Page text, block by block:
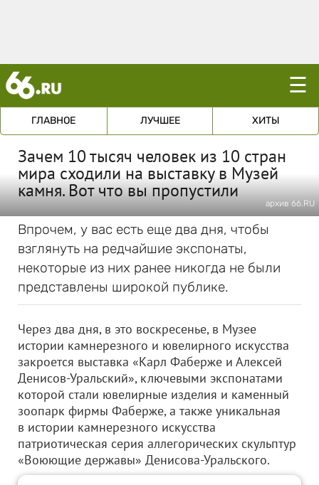
☰
ГЛАВНОЕ ЛУЧШЕЕ ХИТЫ
Зачем 10 тысяч человек из 10 стран
мира сходили на выставку в Музей
камня. Вот что вы пропустили
архив 66.RU
Впрочем, у вас есть еще два дня, чтобы
взглянуть на редчайшие экспонаты,
некоторые из них ранее никогда не были
представлены широкой публике.
Через два дня, в это воскресенье, в Музее
истории камнерезного и ювелирного искусства
закроется выставка «Карл Фаберже и Алексей
Денисов-Уральский», ключевыми экспонатами
которой стали ювелирные изделия и каменный
зоопарк фирмы Фаберже, а также уникальная
в истории камнерезного искусства
патриотическая серия аллегорических скульптур
«Воюющие державы» Денисова-Уральского.